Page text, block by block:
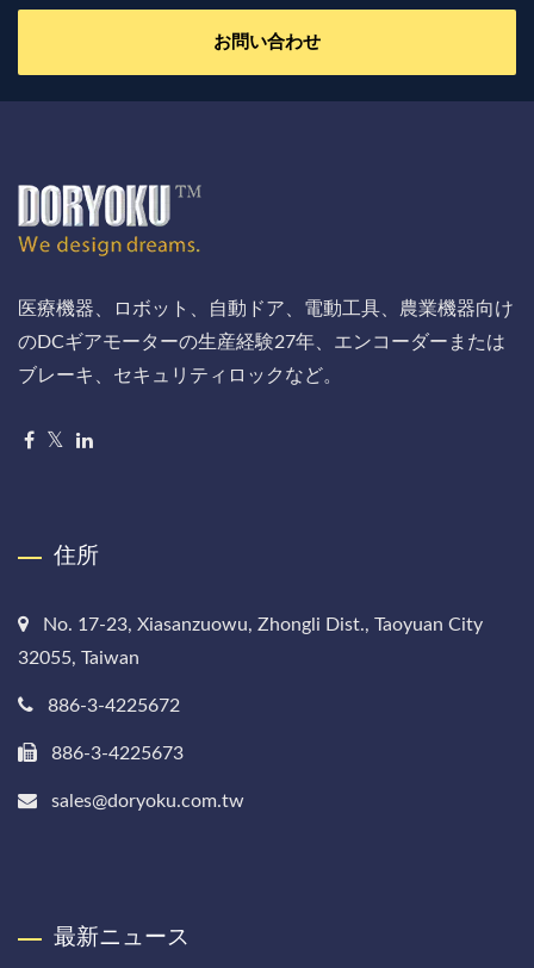
お問い合わせ
医療機器、ロボット、自動ドア、電動工具、農業機器向け
のDCギアモーターの生産経験27年、エンコーダーまたは
ブレーキ、セキュリティロックなど。
住所
No. 17-23, Xiasanzuowu, Zhongli Dist., Taoyuan City
32055, Taiwan
886-3-4225672
886-3-4225673
sales@doryoku.com.tw
最新ニュース